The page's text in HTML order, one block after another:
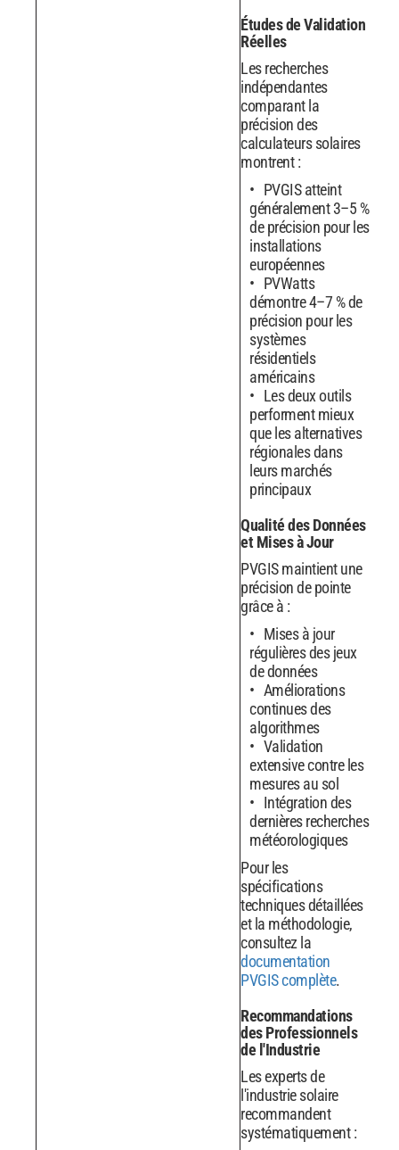
Études de Validation
Réelles
Les recherches
indépendantes
comparant la
précision des
calculateurs solaires
montrent :
PVGIS atteint
généralement 3–5 %
de précision pour les
installations
européennes
PVWatts
démontre 4–7 % de
précision pour les
systèmes
résidentiels
américains
Les deux outils
performent mieux
que les alternatives
régionales dans
leurs marchés
principaux
Qualité des Données
et Mises à Jour
PVGIS maintient une
précision de pointe
grâce à :
Mises à jour
régulières des jeux
de données
Améliorations
continues des
algorithmes
Validation
extensive contre les
mesures au sol
Intégration des
dernières recherches
météorologiques
Pour les
spécifications
techniques détaillées
et la méthodologie,
consultez la
documentation
PVGIS complète.
Recommandations
des Professionnels
de l'Industrie
Les experts de
l'industrie solaire
recommandent
systématiquement :